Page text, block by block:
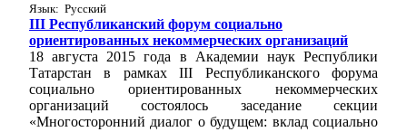
Язык: Русский
III Республиканский форум социально
ориентированных некоммерческих организаций
18 августа 2015 года в Академии наук Республики
Татарстан в рамках III Республиканского форума
социально ориентированных некоммерческих
организаций состоялось заседание секции
«Многосторонний диалог о будущем: вклад социально